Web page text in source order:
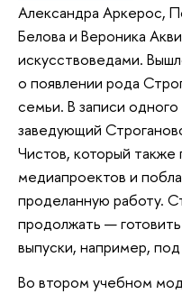
Александра Аркерос,
Белова и Вероника
искусствоведами.
о появлении рода
семьи. В записи одного
заведующий
Чистов, который также
медиапроектов и
проделанную работу.
продолжать —
выпуски, например,
Во втором учебном